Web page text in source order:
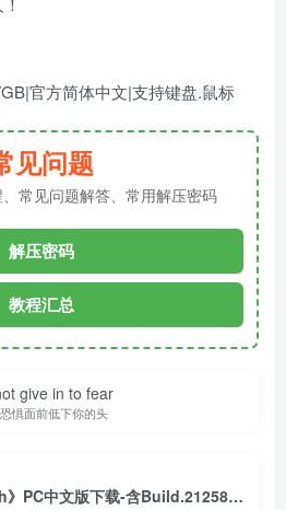
官方简体中文|支持键盘.鼠标
见问题
常见问题解答、常用解压密码
解压密码
教程汇总
give in to fear
惧面前低下你的头
《异常形态/Quasimorph》PC中文版下载-含Build.21258499